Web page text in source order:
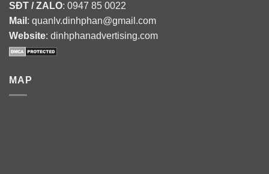
SĐT / ZALO: 0947 85 0022
Mail : quanlv.dinhphan@gmail.com
Website: dinhphanadvertising.com
MAP